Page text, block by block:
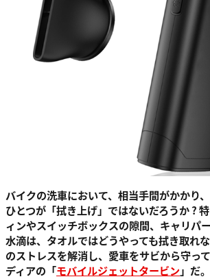
バイクの洗車において、相当手間がかかり
ひとつが「拭き上げ」ではないだろうか ?
ィンやスイッチボックスの隙間、キャリパ
水滴は、タオルではどうやっても拭き取れ
のストレスを解消し、愛車をサビから守っ
ディアの「モバイルジェットタービン」だ。